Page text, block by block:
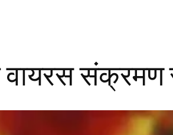
वायरस संक्रमण